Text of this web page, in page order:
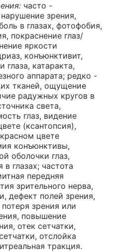
часто -
зрения,
в глазах, фотофобия,
покраснение глаз/
яркости
конъюнктивит,
глаза, катаракта,
аппарата; редко -
тканей, ощущение
радужных кругов в
света,
глаз, видение
(ксантопсия),
цвете
конъюнктивы,
оболочки глаз,
глазах; частота
передняя
зрительного нерва,
дефект полей зрения,
зрения или
повышение
отек сетчатки,
отслойка
тракция.